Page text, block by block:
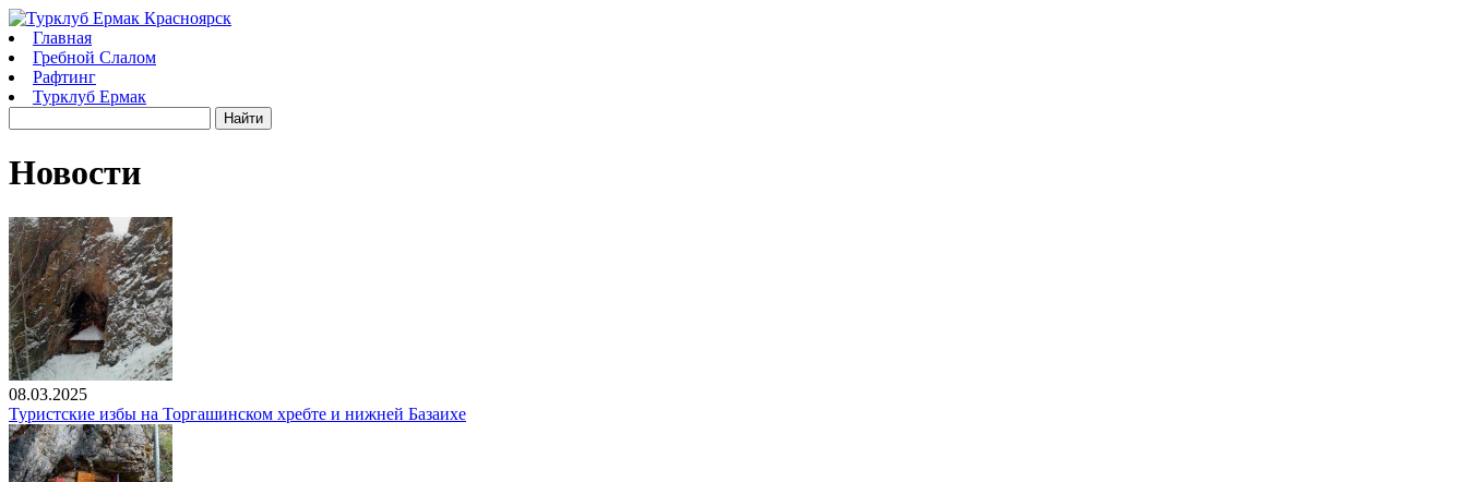
Главная
Гребной Слалом
Рафтинг
Турклуб Ермак
Новости
08.03.2025
Туристские избы на Торгашинском хребте и нижней Базаихе